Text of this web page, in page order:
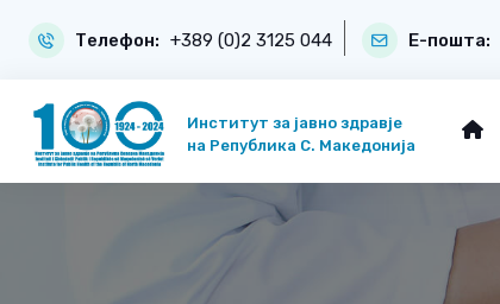
Телефон: +389 (0)2 3125 044 Е-пошта:
Институт за јавно здравје
на Република С. Македонија